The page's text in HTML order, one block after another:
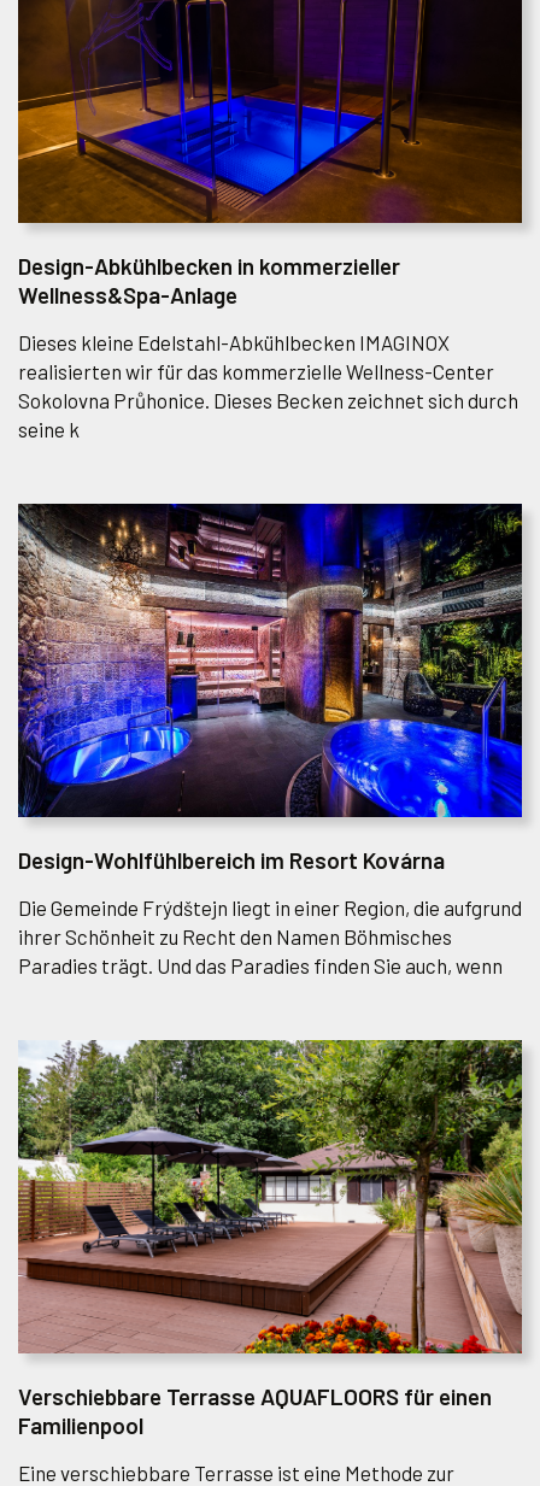
Design-Abkühlbecken in kommerzieller
Wellness&Spa-Anlage
Dieses kleine Edelstahl-Abkühlbecken IMAGINOX
realisierten wir für das kommerzielle Wellness-Center
Sokolovna Průhonice. Dieses Becken zeichnet sich durch
seine k
Design-Wohlfühlbereich im Resort Kovárna
Die Gemeinde Frýdštejn liegt in einer Region, die aufgrund
ihrer Schönheit zu Recht den Namen Böhmisches
Paradies trägt. Und das Paradies finden Sie auch, wenn
Verschiebbare Terrasse AQUAFLOORS für einen
Familienpool
Eine verschiebbare Terrasse ist eine Methode zur